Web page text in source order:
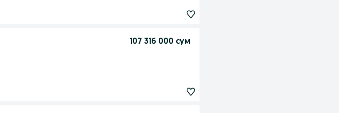
107 316 000 сум